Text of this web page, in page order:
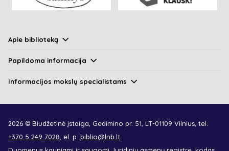
Apie biblioteką
Papildoma informacija
Informacijos mokslų specialistams
2026 © Biudžetinė įstaiga, Gedimino pr. 51, LT-01109 Vilnius, tel.
+370 5 249 7028 , el. p. biblio@lnb.lt